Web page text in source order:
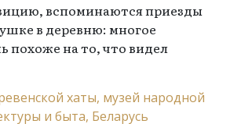
вспоминаются приезды
в деревню: многое
похоже на то, что видел